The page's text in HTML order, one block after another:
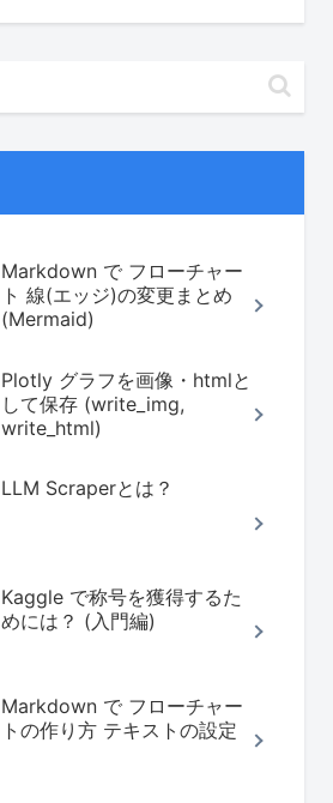
Markdown で フローチャー
ト 線(エッジ)の変更まとめ
(Mermaid)
Plotly グラフを画像・htmlと
して保存 (write_img,
write_html)
LLM Scraperとは？
Kaggle で称号を獲得するた
めには？ (入門編)
Markdown で フローチャー
トの作り方 テキストの設定